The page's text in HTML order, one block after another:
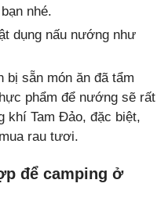
nhé.
dụng nấu nướng như
bị sẵn món ăn đã tẩm
phẩm để nướng sẽ rất
khí Tam Đảo, đặc biệt,
rau tươi.
để camping ở